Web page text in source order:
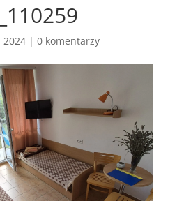
2024| 0 komentarzy